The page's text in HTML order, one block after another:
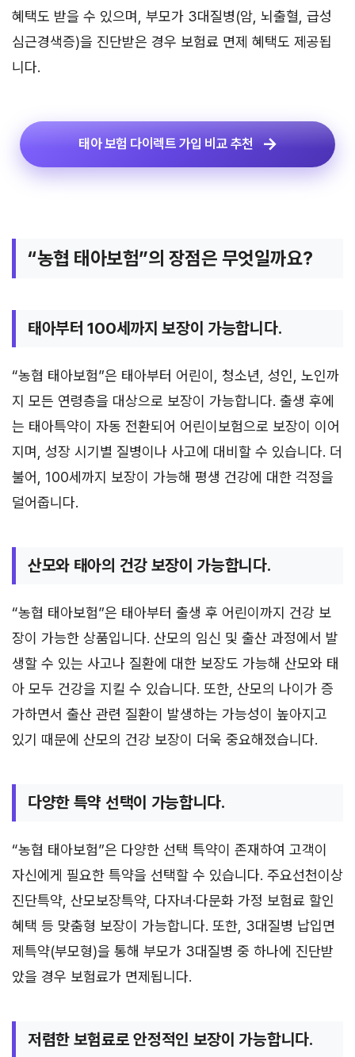
혜택도 받을 수 있으며, 부모가 3대질병(암, 뇌출혈, 급성
심근경색증)을 진단받은 경우 보험료 면제 혜택도 제공됩
니다.
태아 보험 다이렉트 가입 비교 추천
“농협 태아보험”의 장점은 무엇일까요?
태아부터 100세까지 보장이 가능합니다.
“농협 태아보험”은 태아부터 어린이, 청소년, 성인, 노인까
지 모든 연령층을 대상으로 보장이 가능합니다. 출생 후에
는 태아특약이 자동 전환되어 어린이보험으로 보장이 이어
지며, 성장 시기별 질병이나 사고에 대비할 수 있습니다. 더
불어, 100세까지 보장이 가능해 평생 건강에 대한 걱정을
덜어줍니다.
산모와 태아의 건강 보장이 가능합니다.
“농협 태아보험”은 태아부터 출생 후 어린이까지 건강 보
장이 가능한 상품입니다. 산모의 임신 및 출산 과정에서 발
생할 수 있는 사고나 질환에 대한 보장도 가능해 산모와 태
아 모두 건강을 지킬 수 있습니다. 또한, 산모의 나이가 증
가하면서 출산 관련 질환이 발생하는 가능성이 높아지고
있기 때문에 산모의 건강 보장이 더욱 중요해졌습니다.
다양한 특약 선택이 가능합니다.
“농협 태아보험”은 다양한 선택 특약이 존재하여 고객이
자신에게 필요한 특약을 선택할 수 있습니다. 주요선천이상
진단특약, 산모보장특약, 다자녀·다문화 가정 보험료 할인
혜택 등 맞춤형 보장이 가능합니다. 또한, 3대질병 납입면
제특약(부모형)을 통해 부모가 3대질병 중 하나에 진단받
았을 경우 보험료가 면제됩니다.
저렴한 보험료로 안정적인 보장이 가능합니다.